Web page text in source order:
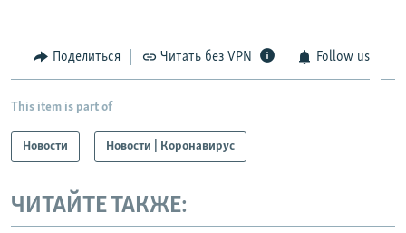
Поделиться Читать без VPN Follow us
This item is part of
Новости Новости | Коронавирус
ЧИТАЙТЕ ТАКЖЕ: